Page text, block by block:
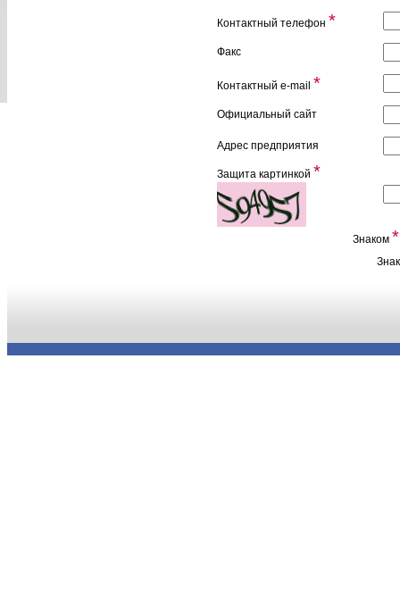
Контактный телефон *
Факс
Контактный e-mail *
Официальный сайт
Адрес предприятия
Защита картинкой *
Знаком *